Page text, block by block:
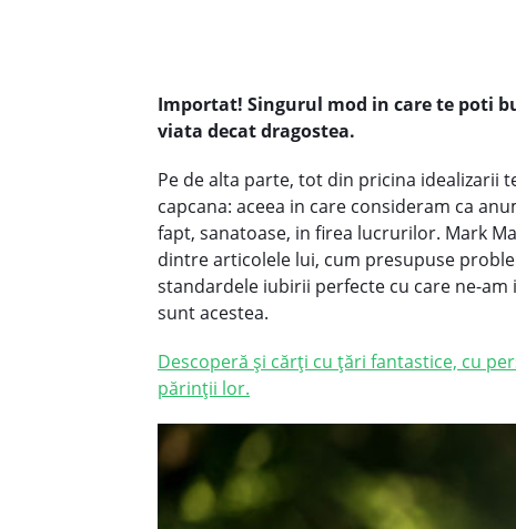
Importat! Singurul mod in care te poti
viata decat dragostea.
Pe de alta parte, tot din pricina idealizarii
capcana: aceea in care consideram ca
fapt, sanatoase, in firea lucrurilor. Mark
dintre articolele lui, cum presupuse
standardele iubirii perfecte cu care ne-
sunt acestea.
Descoperă și cărți cu țări fantastice, cu
părinții lor.